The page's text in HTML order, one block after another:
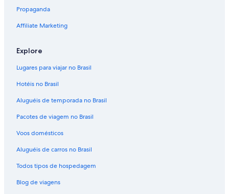
Propaganda
Affiliate Marketing
Explore
Lugares para viajar no Brasil
Hotéis no Brasil
Aluguéis de temporada no Brasil
Pacotes de viagem no Brasil
Voos domésticos
Aluguéis de carros no Brasil
Todos tipos de hospedagem
Blog de viagens